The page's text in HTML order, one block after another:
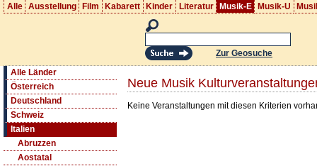
Alle Ausstellung Film Kabarett Kinder Literatur Musik-E Musik-U
Zur Geosuche
Alle Länder
Österreich
Deutschland
Schweiz
Italien
Abruzzen
Aostatal
Neue Musik
Keine Veranstaltungen mit diesen Kriterien